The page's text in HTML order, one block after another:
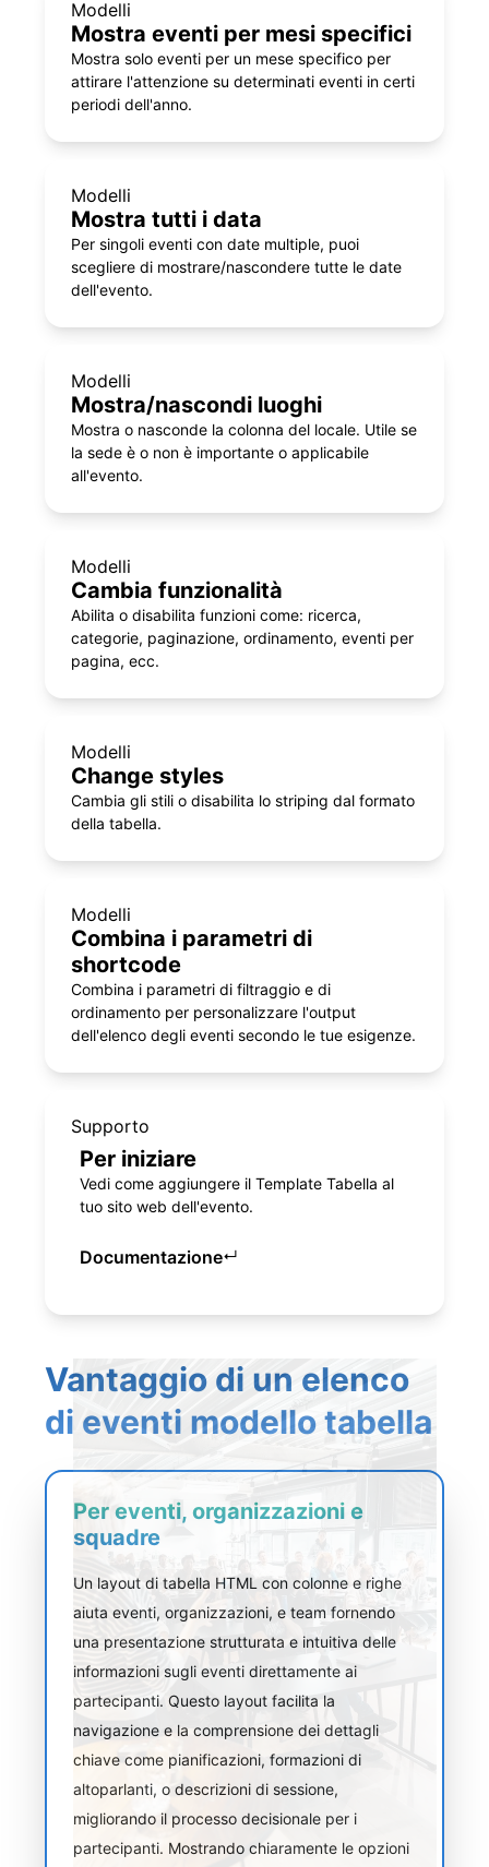
Modelli
Mostra eventi per mesi specifici
Mostra solo eventi per un mese specifico per
attirare l'attenzione su determinati eventi in certi
periodi dell'anno.
Modelli
Mostra tutti i data
Per singoli eventi con date multiple, puoi
scegliere di mostrare/nascondere tutte le date
dell'evento.
Modelli
Mostra/nascondi luoghi
Mostra o nasconde la colonna del locale. Utile se
la sede è o non è importante o applicabile
all'evento.
Modelli
Cambia funzionalità
Abilita o disabilita funzioni come: ricerca,
categorie, paginazione, ordinamento, eventi per
pagina, ecc.
Modelli
Change styles
Cambia gli stili o disabilita lo striping dal formato
della tabella.
Modelli
Combina i parametri di
shortcode
Combina i parametri di filtraggio e di
ordinamento per personalizzare l'output
dell'elenco degli eventi secondo le tue esigenze.
Supporto
Per iniziare
Vedi come aggiungere il Template Tabella al
tuo sito web dell'evento.
Documentazione↵
Vantaggio di un elenco
di eventi modello tabella
Per eventi, organizzazioni e
squadre
Un layout di tabella HTML con colonne e righe
aiuta eventi, organizzazioni, e team fornendo
una presentazione strutturata e intuitiva delle
informazioni sugli eventi direttamente ai
partecipanti. Questo layout facilita la
navigazione e la comprensione dei dettagli
chiave come pianificazioni, formazioni di
altoparlanti, o descrizioni di sessione,
migliorando il processo decisionale per i
partecipanti. Mostrando chiaramente le opzioni